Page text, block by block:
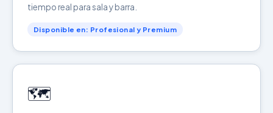
tiempo real para sala y barra.
Disponible en: Profesional y Premium
🗺️